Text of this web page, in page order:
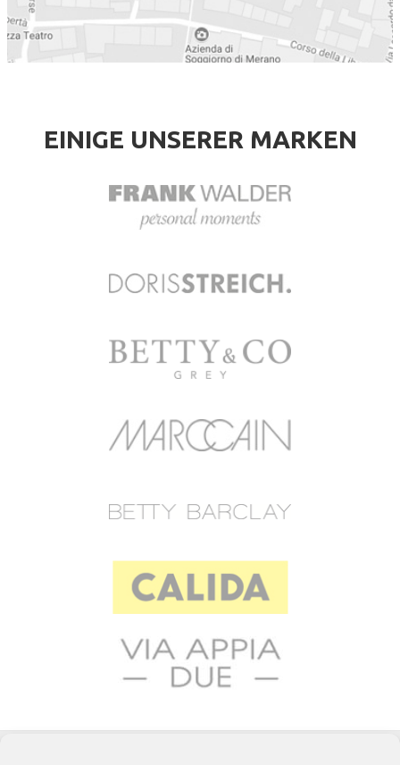
EINIGE UNSERER MARKEN